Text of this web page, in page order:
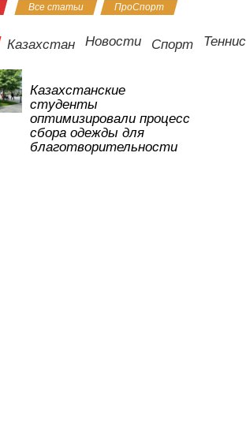
c
e
b
o
o
tt
er
n
o
a
ss
ni
e
gr
.R
u
а
Все статьи ПроСпорт
Казахстан Новости Спорт Теннис
Казахстанские
студенты
оптимизировали процесс
сбора одежды для
благотворительности